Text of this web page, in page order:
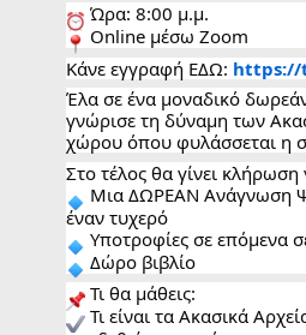
Ώρα: 8:00 μ.μ.
Online μέσω Zoom
Κάνε εγγραφή ΕΔΩ: https://
Έλα σε ένα μοναδικό
γνώρισε τη δύναμη των
χώρου όπου φυλάσσεται η
Στο τέλος θα γίνει κλήρωση
Μια ΔΩΡΕΑΝ Ανάγνωση
έναν τυχερό
Υποτροφίες σε επόμενα
Δώρο βιβλίο
Τι θα μάθεις:
Τι είναι τα Ακασικά